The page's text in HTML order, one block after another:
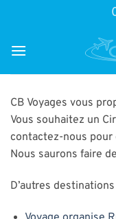
CB Voyages vous
Vous souhaitez un
contactez-nous
Nous saurons faire
D’autres